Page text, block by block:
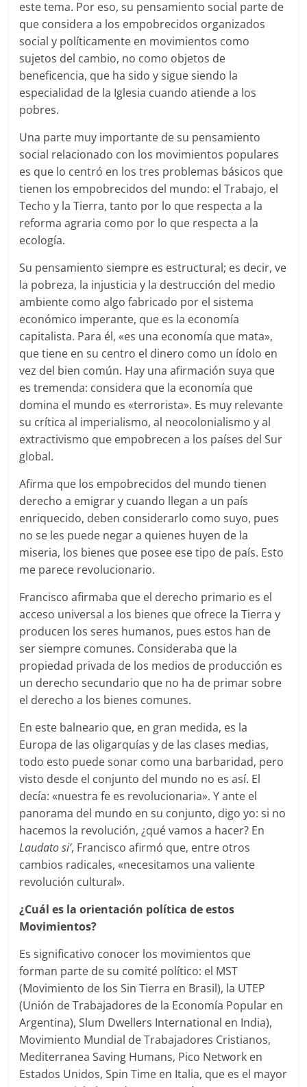
este tema. Por eso, su pensamiento social parte de
que considera a los empobrecidos organizados
social y políticamente en movimientos como
sujetos del cambio, no como objetos de
beneficencia, que ha sido y sigue siendo la
especialidad de la Iglesia cuando atiende a los
pobres.
Una parte muy importante de su pensamiento
social relacionado con los movimientos populares
es que lo centró en los tres problemas básicos que
tienen los empobrecidos del mundo: el Trabajo, el
Techo y la Tierra, tanto por lo que respecta a la
reforma agraria como por lo que respecta a la
ecología.
Su pensamiento siempre es estructural; es decir, ve
la pobreza, la injusticia y la destrucción del medio
ambiente como algo fabricado por el sistema
económico imperante, que es la economía
capitalista. Para él, «es una economía que mata»,
que tiene en su centro el dinero como un ídolo en
vez del bien común. Hay una afirmación suya que
es tremenda: considera que la economía que
domina el mundo es «terrorista». Es muy relevante
su crítica al imperialismo, al neocolonialismo y al
extractivismo que empobrecen a los países del Sur
global.
Afirma que los empobrecidos del mundo tienen
derecho a emigrar y cuando llegan a un país
enriquecido, deben considerarlo como suyo, pues
no se les puede negar a quienes huyen de la
miseria, los bienes que posee ese tipo de país. Esto
me parece revolucionario.
Francisco afirmaba que el derecho primario es el
acceso universal a los bienes que ofrece la Tierra y
producen los seres humanos, pues estos han de
ser siempre comunes. Consideraba que la
propiedad privada de los medios de producción es
un derecho secundario que no ha de primar sobre
el derecho a los bienes comunes.
En este balneario que, en gran medida, es la
Europa de las oligarquías y de las clases medias,
todo esto puede sonar como una barbaridad, pero
visto desde el conjunto del mundo no es así. El
decía: «nuestra fe es revolucionaria». Y ante el
panorama del mundo en su conjunto, digo yo: si no
hacemos la revolución, ¿qué vamos a hacer? En
Laudato si’, Francisco afirmó que, entre otros
cambios radicales, «necesitamos una valiente
revolución cultural».
¿Cuál es la orientación política de estos
Movimientos?
Es significativo conocer los movimientos que
forman parte de su comité político: el MST
(Movimiento de los Sin Tierra en Brasil), la UTEP
(Unión de Trabajadores de la Economía Popular en
Argentina), Slum Dwellers International en India),
Movimiento Mundial de Trabajadores Cristianos,
Mediterranea Saving Humans, Pico Network en
Estados Unidos, Spin Time en Italia, que es el mayor